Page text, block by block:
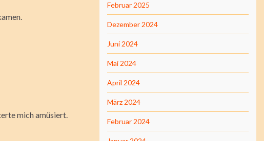
mich amüsiert.
Februar 2025
Dezember 2024
Juni 2024
Mai 2024
April 2024
März 2024
Februar 2024